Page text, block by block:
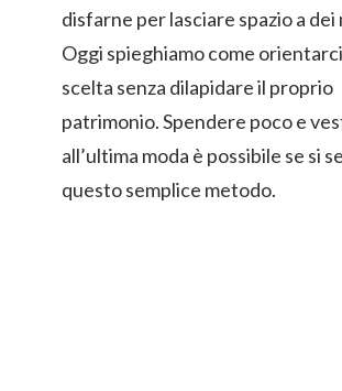
disfarne per lasciare spazio a dei
Oggi spieghiamo come
scelta senza dilapidare il proprio
patrimonio. Spendere poco e
all’ultima moda è possibile se si
questo semplice metodo.